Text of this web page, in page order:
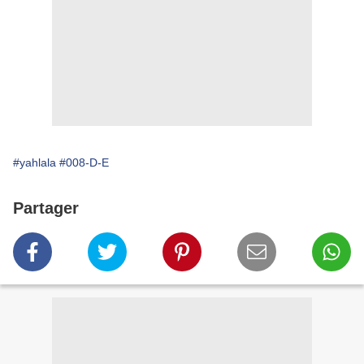
#yahlala #008-D-E
Partager